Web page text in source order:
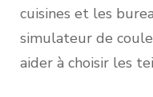
cuisines et les
simulateur de
aider à choisir les